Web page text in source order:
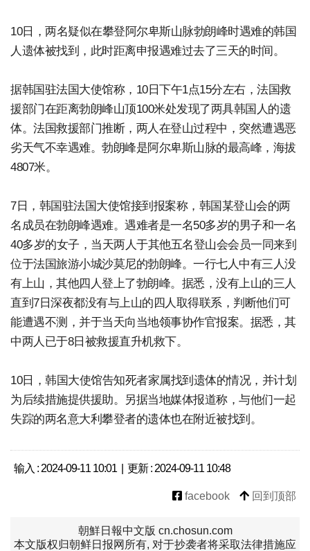
10日，两名疑似在攀登阿尔卑斯山脉勃朗峰时遇难的韩国
人遗体被找到，此时距离申报遇难过去了三天的时间。
据韩国驻法国大使馆称，10日下午1点15分左右，法国救
援部门在距离勃朗峰山顶100米处发现了两具韩国人的遗
体。法国救援部门推断，两人在登山过程中，突然遭遇恶
劣天气不幸遇难。勃朗峰是阿尔卑斯山脉的最高峰，海拔
4807米。
7日，韩国驻法国大使馆接到报案称，韩国某登山会的两
名成员在勃朗峰遇难。遇难者是一名50多岁的男子和一名
40多岁的女子，当天两人于其他五名登山会会员一同来到
位于法国旅游小城沙莫尼的勃朗峰。一行七人中有三人没
有上山，其他四人登上了勃朗峰。据悉，没有上山的三人
直到7日深夜都没有与上山的四人取得联系，判断他们可
能遭遇不测，并于当天向当地领事协作官报案。据悉，其
中两人已于8日被救援直升机救下。
10日，韩国大使馆告知死者家属找到遗体的情况，并计划
为后续措施提供援助。另据当地媒体报道称，与他们一起
失踪的两名意大利攀登者的遗体也在附近被找到。
输入 : 2024-09-11 10:01 | 更新 : 2024-09-11 10:48
facebook 回到顶部
朝鮮日報中文版 cn.chosun.com
本文版权归朝鲜日报网所有, 对于抄袭者将采取法律措施应